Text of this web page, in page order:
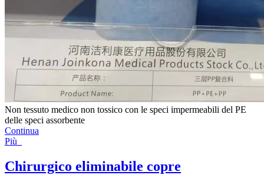
Non tessuto medico non tossico con le speci impermeabili del PE
delle speci assorbente
Continua
Più
Chirurgico eliminabile copre